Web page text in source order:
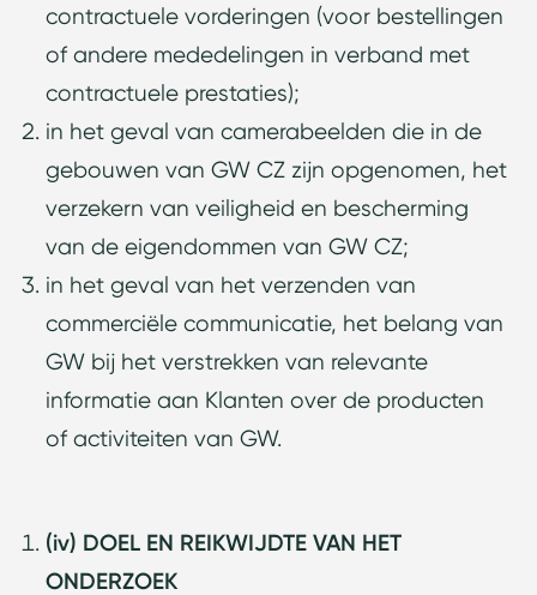
contractuele vorderingen (voor bestellingen
of andere mededelingen in verband met
contractuele prestaties);
in het geval van camerabeelden die in de
gebouwen van GW CZ zijn opgenomen, het
verzekern van veiligheid en bescherming
van de eigendommen van GW CZ;
in het geval van het verzenden van
commerciële communicatie, het belang van
GW bij het verstrekken van relevante
informatie aan Klanten over de producten
of activiteiten van GW.
(iv) DOEL EN REIKWIJDTE VAN HET
ONDERZOEK